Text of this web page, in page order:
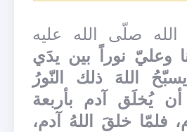
صلّى الله عليه
وعليّ نوراً بين يدَي
اللهَ ذلك النّورُ
يُخلَق آدم بأربعة
فلمّا خلقَ اللهُ آدم،